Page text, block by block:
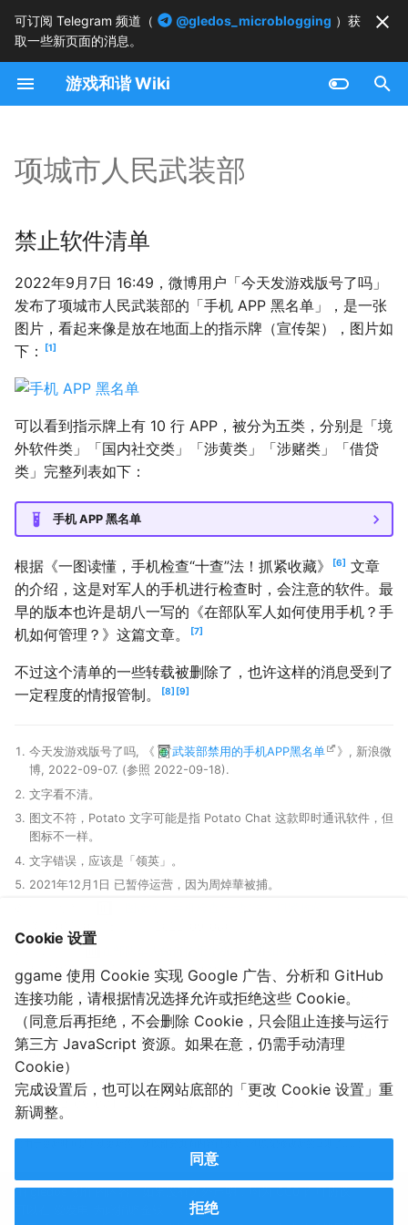
可订阅 Telegram 频道（ @gledos_microblogging ）获
取一些新页面的消息。
游戏和谐 Wiki
正
在
始
引
擎
项城市人民武装部
禁止软件清单
2022年9月7日 16:49，微博用户「今天发游戏版号了吗」
发布了项城市人民武装部的「手机 APP 黑名单」，是一张
图片，看起来像是放在地面上的指示牌（宣传架），图片如
下：
1
可以看到指示牌上有 10 行 APP，被分为五类，分别是「境
外软件类」「国内社交类」「涉黄类」「涉赌类」「借贷
类」完整列表如下：
手机 APP 黑名单
根据《一图读懂，手机检查“十查”法！抓紧收藏》 6
文章
的介绍，这是对军人的手机进行检查时，会注意的软件。最
早的版本也许是胡八一写的《在部队军人如何使用手机？手
机如何管理？》这篇文章。
7
不过这个清单的一些转载被删除了，也许这样的消息受到了
一定程度的情报管制。
8 9
今天发游戏版号了吗, 《 武装部禁用的手机APP黑名单
》, 新浪微
博, 2022-09-07. (参照 2022-09-18).
文字看不清。
图文不符，Potato 文字可能是指 Potato Chat 这款即时通讯软件，但
图标不一样。
文字错误，应该是「领英」。
2021年12月1日 已暂停运营，因为周焯華被捕。
栏, 2022-01-23. (参照 2022-09-08).
军戎八一, 《
军人手机严查10项内容！附APP黑名单
》, 腾讯新
闻, 2022-03-15. (参照 2022-0-08).
睿哈哈, 《
部队有哪些查手机的骚操作！？
》, 知乎专栏, 2022-
08-24. (参照 2022-09-08).
2022-09-08T12:18:35
（由于更新时间是手动更新的，所以部分页面内容已更新，但忘记修改新的日期了……）
由 gledos 创作的内容，如果没有另外声明，均为 CC0 许可协议。
Cookie 设置
ggame 使用 Cookie 实现 Google 广告、分析和 GitHub
连接功能，请根据情况选择允许或拒绝这些 Cookie。
（同意后再拒绝，不会删除 Cookie，只会阻止连接与运行
第三方 JavaScript 资源。如果在意，仍需手动清理
Cookie）
完成设置后，也可以在网站底部的「更改 Cookie 设置」重
新调整。
同意
拒绝